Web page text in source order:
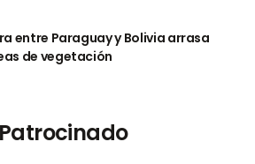
entre Paraguay y Bolivia arrasa
de vegetación